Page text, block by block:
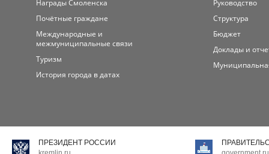
Награды Смоленска
Почётные граждане
Международные и
межмуниципальные связи
Туризм
История города в датах
Руководство
Структура
Бюджет
Доклады и
ПРЕЗИДЕНТ РОССИИ